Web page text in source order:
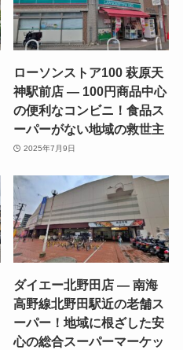
ローソンストア100 萩原天
神駅前店 — 100円商品中心
の便利なコンビニ！食品ス
ーパーがない地域の救世主
2025年7月9日
ダイエー北野田店 — 南海
高野線北野田駅近の老舗ス
ーパー！地域に根ざした安
心の総合スーパーマーケッ